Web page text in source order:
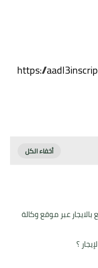
https://
عبر موقع وكالة
؟